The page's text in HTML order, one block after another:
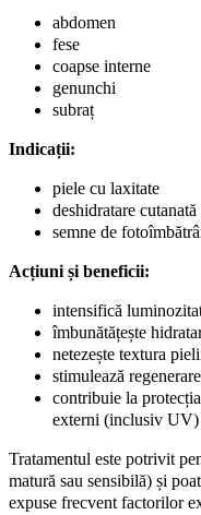
abdomen
fese
coapse interne
genunchi
subraț
Indicații:
piele cu laxitate
deshidratare cutanată
semne de
Acțiuni și beneficii:
intensifică
îmbunătățește
netezește textura
stimulează
contribuie la
externi (inclusiv UV)
Tratamentul este potrivit
matură sau sensibilă) și
expuse frecvent factorilor